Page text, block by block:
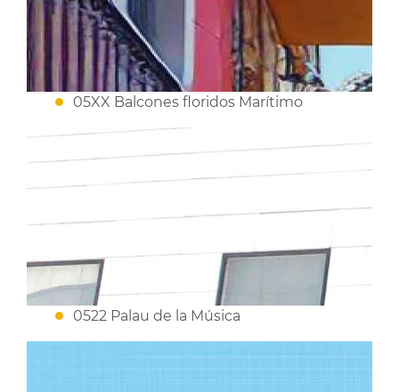
05XX Balcones floridos Marítimo
0522 Palau de la Música